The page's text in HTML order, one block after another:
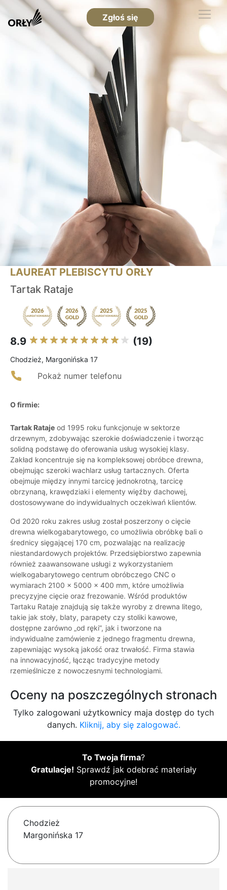
Zgłoś się
LAUREAT PLEBISCYTU ORŁY
Tartak Rataje
8.9 (19)
Chodzież, Margonińska 17
Pokaż numer telefonu
O firmie:
Tartak Rataje od 1995 roku funkcjonuje w sektorze
drzewnym, zdobywając szerokie doświadczenie i tworząc
solidną podstawę do oferowania usług wysokiej klasy.
Zakład koncentruje się na kompleksowej obróbce drewna,
obejmując szeroki wachlarz usług tartacznych. Oferta
obejmuje między innymi tarcicę jednokrotną, tarcicę
obrzynaną, krawędziaki i elementy więźby dachowej,
dostosowywane do indywidualnych oczekiwań klientów.
Od 2020 roku zakres usług został poszerzony o cięcie
drewna wielkogabarytowego, co umożliwia obróbkę bali o
średnicy sięgającej 170 cm, pozwalając na realizację
niestandardowych projektów. Przedsiębiorstwo zapewnia
również zaawansowane usługi z wykorzystaniem
wielkogabarytowego centrum obróbczego CNC o
wymiarach 2100 x 5000 x 400 mm, które umożliwia
precyzyjne cięcie oraz frezowanie. Wśród produktów
Tartaku Rataje znajdują się także wyroby z drewna litego,
takie jak stoły, blaty, parapety czy stoliki kawowe,
dostępne zarówno „od ręki”, jak i tworzone na
indywidualne zamówienie z jednego fragmentu drewna,
zapewniając wysoką jakość oraz trwałość. Firma stawia
na innowacyjność, łącząc tradycyjne metody
rzemieślnicze z nowoczesnymi technologiami.
Oceny na poszczególnych stronach
Tylko zalogowani użytkownicy maja dostęp do tych
danych. Kliknij, aby się zalogować.
To Twoja firma?
Gratulacje! Sprawdź jak odebrać materiały
promocyjne!
Chodzież
Margonińska 17